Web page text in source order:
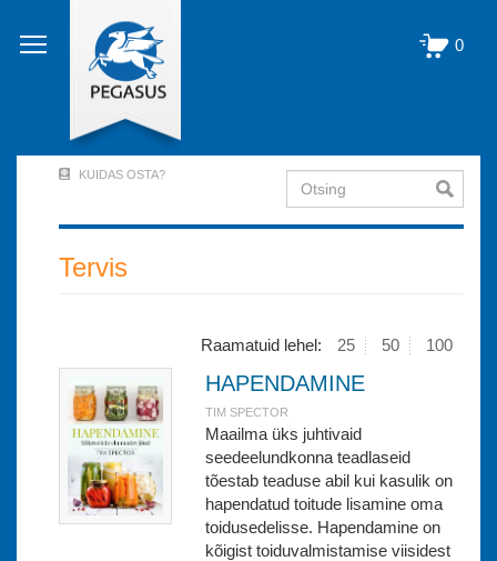
edasi
põhisisu
0
Account
Menu
KUIDAS OSTA? Otsing
Tervis
Raamatuid lehel: 25 50 100
HAPENDAMINE
TIM SPECTOR
Maailma üks juhtivaid
seedeelundkonna teadlaseid
tõestab teaduse abil kui kasulik on
hapendatud toitude lisamine oma
toidusedelisse. Hapendamine on
kõigist toiduvalmistamise viisidest